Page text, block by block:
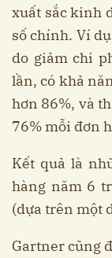
xuất sắc kinh
số chính. Ví
do giảm chi
lần, có khả
hơn 86%, và
76% mỗi đơn
Kết quả là
hàng năm 6
(dựa trên một
Gartner cũng